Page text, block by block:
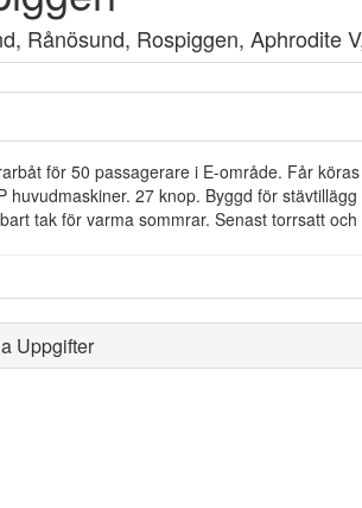
Rånösund, Rospiggen, Aphrodite
för 50 passagerare i E-område. Får
huvudmaskiner. 27 knop. Byggd för
tak för varma sommrar. Senast torrsatt
Uppgifter